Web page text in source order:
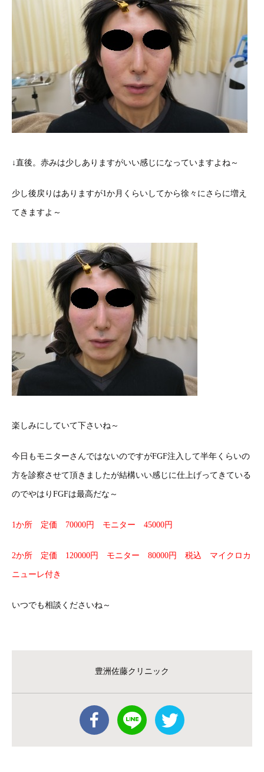
↓直後。赤みは少しありますがいい感じになっていますよね～
少し後戻りはありますが1か月くらいしてから徐々にさらに増え
てきますよ～
楽しみにしていて下さいね～
今日もモニターさんではないのですがFGF注入して半年くらいの
方を診察させて頂きましたが結構いい感じに仕上げってきている
のでやはりFGFは最高だな～
1か所 定価 70000円 モニター 45000円
2か所 定価 120000円 モニター 80000円 税込 マイクロカ
ニューレ付き
いつでも相談くださいね～
豊洲佐藤クリニック